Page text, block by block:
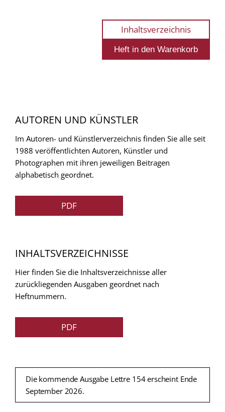
Inhaltsverzeichnis
AUTOREN UND KÜNSTLER
Im Autoren- und Künstlerverzeichnis finden Sie alle seit
1988 veröffentlichten Autoren, Künstler und
Photographen mit ihren jeweiligen Beitragen
alphabetisch geordnet.
PDF
INHALTSVERZEICHNISSE
Hier finden Sie die Inhaltsverzeichnisse aller
zurückliegenden Ausgaben geordnet nach
Heftnummern.
PDF
Die kommende Ausgabe Lettre 154 erscheint Ende
September 2026.